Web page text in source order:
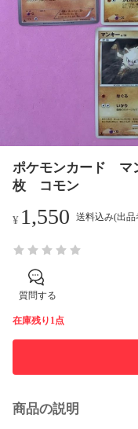
ポケモンカード
枚 コモン
¥ 1,550 送料込み(出品
質問する
在庫残り1点
商品の説明